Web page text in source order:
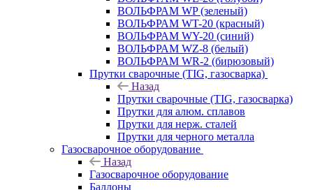
ВОЛЬФРАМ WP (зеленый)
ВОЛЬФРАМ WT-20 (красный)
ВОЛЬФРАМ WY-20 (синий)
ВОЛЬФРАМ WZ-8 (белый)
ВОЛЬФРАМ WR-2 (бирюзовый)
Прутки сварочные (TIG, газосварка)
Назад
Прутки сварочные (TIG, газосварка)
Прутки для алюм. сплавов
Прутки для нерж. сталей
Прутки для черного металла
Газосварочное оборудование
Назад
Газосварочное оборудование
Баллоны